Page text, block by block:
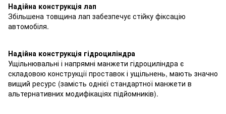
Надійна конструкція лап
Збільшена товщина лап забезпечує стійку фіксацію
автомобіля.
Надійна конструкція гідроциліндра
Ущільнювальні і напрямні манжети гідроциліндра є
складовою конструкції проставок і ущільнень, мають значно
вищий ресурс (замість однієї стандартної манжети в
альтернативних модифікаціях підйомників).